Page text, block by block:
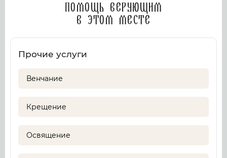
Помощь верующим
в этом месте
Прочие услуги
Венчание
Крещение
Освящение